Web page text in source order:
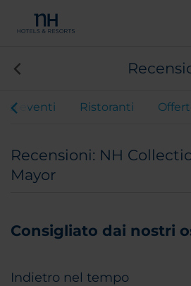
eventi Ristoranti
Recensioni: NH
Mayor
Consigliato dai nostri
Indietro nel tempo